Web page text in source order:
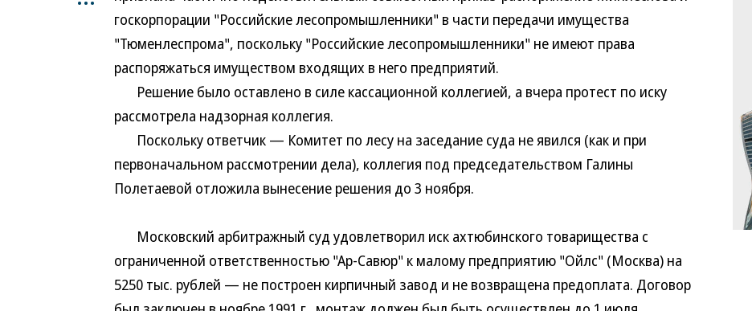
госкорпорации "Российские лесопромышленники" в части передачи имущества
"Тюменлеспрома", поскольку "Российские лесопромышленники" не имеют права
распоряжаться имуществом входящих в него предприятий.
Решение было оставлено в силе кассационной коллегией, а вчера протест по иску
рассмотрела надзорная коллегия.
Поскольку ответчик — Комитет по лесу на заседание суда не явился (как и при
первоначальном рассмотрении дела), коллегия под председательством Галины
Полетаевой отложила вынесение решения до 3 ноября.
Московский арбитражный суд удовлетворил иск ахтюбинского товарищества с
ограниченной ответственностью "Ар-Савюр" к малому предприятию "Ойлс" (Москва) на
5250 тыс. рублей — не построен кирпичный завод и не возвращена предоплата. Договор